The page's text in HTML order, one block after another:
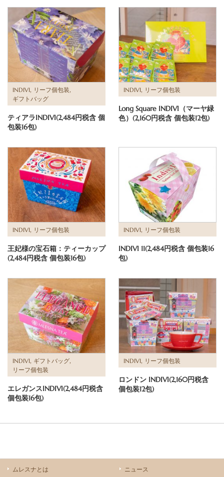
INDIVI, リーフ個包装,
ギフトバッグ
ティアラINDIVI(2,484円税含 個
包装16包)
INDIVI, リーフ個包装
Long Square INDIVI（マーヤ緑
色）(2,160円税含 個包装12包)
INDIVI, リーフ個包装
王妃様の宝石箱：ティーカップ
(2,484円税含 個包装16包)
INDIVI, リーフ個包装
INDIVI 11(2,484円税含 個包装16
包)
INDIVI, ギフトバッグ,
リーフ個包装
エレガンスINDIVI(2,484円税含
個包装16包)
INDIVI, リーフ個包装
ロンドン INDIVI(2,160円税含
個包装12包)
ムレスナとは ニュース